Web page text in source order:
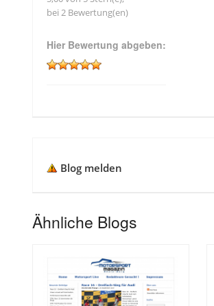
bei 2 Bewertung(en)
Hier Bewertung abgeben:
Blog melden
Ähnliche Blogs